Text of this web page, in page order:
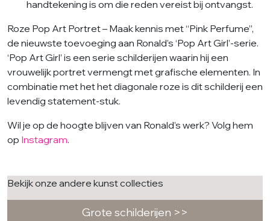
handtekening is om die reden vereist bij ontvangst.
Roze Pop Art Portret – Maak kennis met “Pink Perfume”,
de nieuwste toevoeging aan Ronald’s ‘Pop Art Girl’-serie.
‘Pop Art Girl’ is een serie schilderijen waarin hij een
vrouwelijk portret vermengt met grafische elementen. In
combinatie met het het diagonale roze is dit schilderij een
levendig statement-stuk.
Wil je op de hoogte blijven van Ronald’s werk? Volg hem
op Instagram.
Bekijk onze andere kunst collecties
Grote schilderijen >>